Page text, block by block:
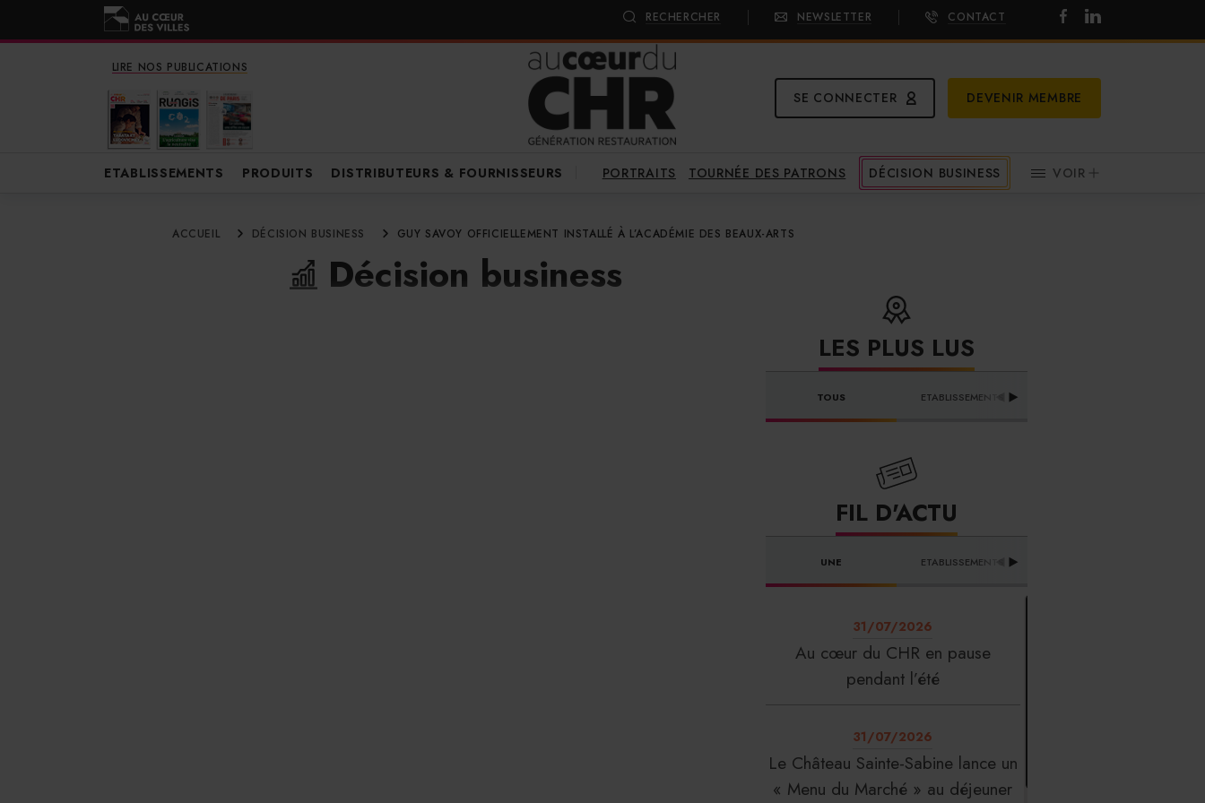
RECHERCHER NEWSLETTER CONTACT
LIRE NOS PUBLICATIONS
SE CONNECTER DEVENIR MEMBRE
ETABLISSEMENTS PRODUITS DISTRIBUTEURS & FOURNISSEURS PORTRAITS TOURNÉE DES PATRONS DÉCISION BUSINESS VOIR
ACCUEIL DÉCISION BUSINESS GUY SAVOY OFFICIELLEMENT INSTALLÉ À L’ACADÉMIE DES BEAUX-ARTS
Décision business
LES PLUS LUS
TOUS ETABLISSEMENTS
FIL D'ACTU
UNE ETABLISSEMENTS
31/07/2026
Au cœur du CHR en pause
pendant l’été
31/07/2026
Le Château Sainte-Sabine lance un
« Menu du Marché » au déjeuner